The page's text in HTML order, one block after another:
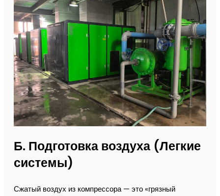
Б. Подготовка воздуха (Легкие
системы)
Сжатый воздух из компрессора — это «грязный